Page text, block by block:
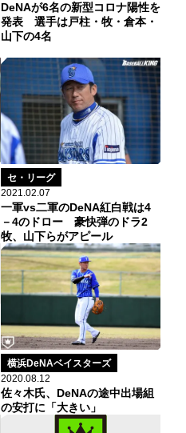
DeNAが6名の新型コロナ陽性を
発表 選手は戸柱・牧・倉本・
山下の4名
セ・リーグ
2021.02.07
一軍vs二軍のDeNA紅白戦は4
－4のドロー 豪快弾のドラ2
牧、山下らがアピール
横浜DeNAベイスターズ
2020.08.12
佐々木氏、DeNAの途中出場組
の安打に「大きい」